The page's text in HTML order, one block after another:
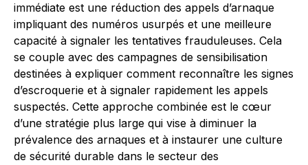
immédiate est une réduction des appels d’arnaque
impliquant des numéros usurpés et une meilleure
capacité à signaler les tentatives frauduleuses. Cela
se couple avec des campagnes de sensibilisation
destinées à expliquer comment reconnaître les signes
d’escroquerie et à signaler rapidement les appels
suspectés. Cette approche combinée est le cœur
d’une stratégie plus large qui vise à diminuer la
prévalence des arnaques et à instaurer une culture
de sécurité durable dans le secteur des